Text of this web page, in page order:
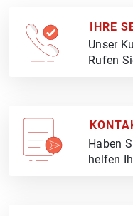
IHRE
Unser
Rufen
Haben
helfen